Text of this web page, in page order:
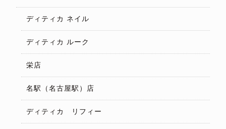
ディティカ ネイル
ディティカ ルーク
栄店
名駅（名古屋駅）店
ディティカ リフィー